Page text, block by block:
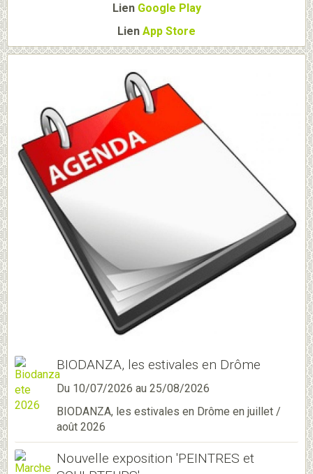
Lien Google Play
Lien App Store
BIODANZA, les estivales en Drôme
Du 10/07/2026 au 25/08/2026
BIODANZA, les estivales en Drôme en juillet /
août 2026
Nouvelle exposition 'PEINTRES et